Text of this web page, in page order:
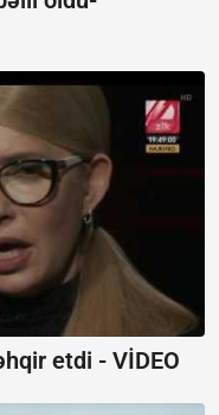
etdi - VİDEO